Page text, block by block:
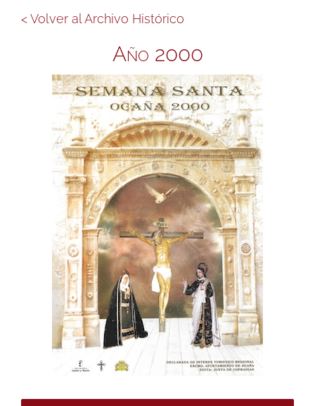
< Volver al Archivo Histórico
Año 2000